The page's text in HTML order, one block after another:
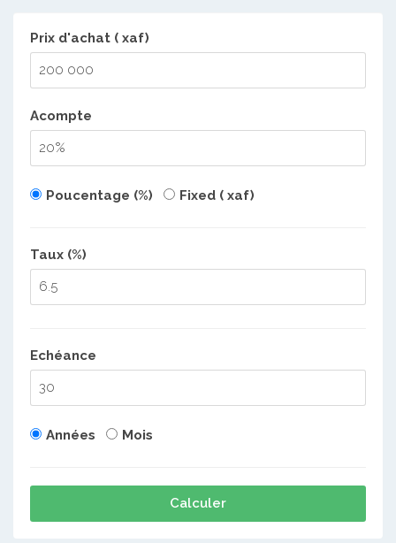
Prix d'achat ( xaf)
Acompte
Poucentage (%) Fixed ( xaf)
Taux (%)
Echéance
Années Mois
Calculer